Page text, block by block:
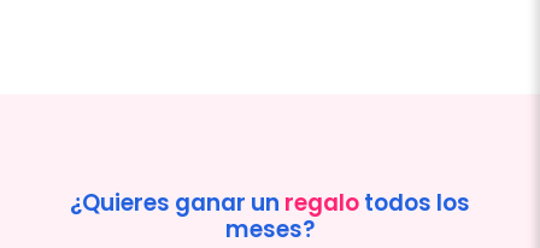
¿Quieres ganar un regalotodos los
meses?